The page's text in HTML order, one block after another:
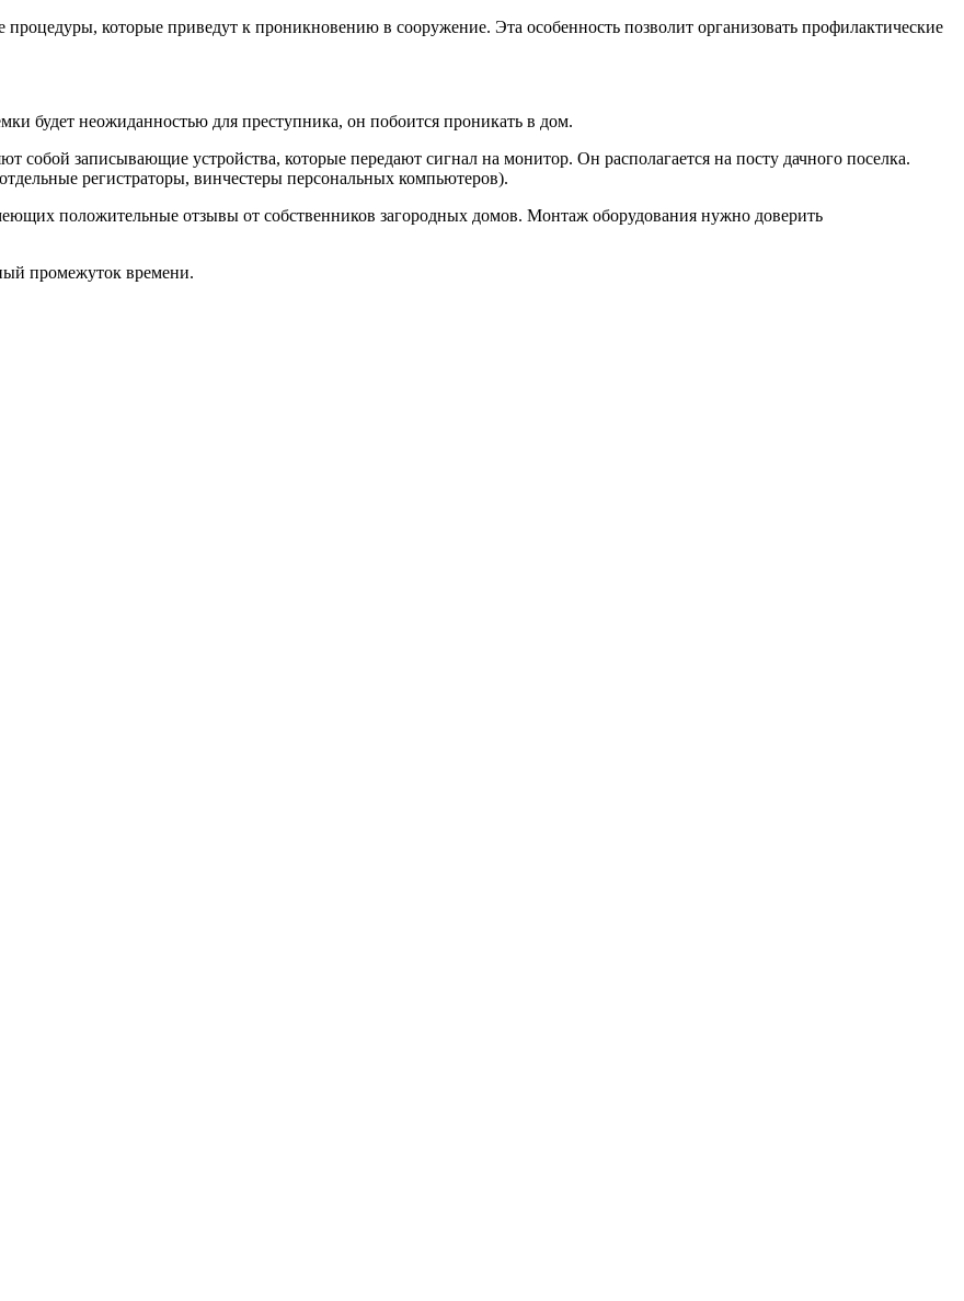
которые приведут к проникновению в сооружение. Эта особенность позволит организовать профилактические
будет неожиданностью для преступника, он побоится проникать в дом.
собой записывающие устройства, которые передают сигнал на монитор. Он располагается на посту дачного поселка.
регистраторы, винчестеры персональных компьютеров).
положительные отзывы от собственников загородных домов. Монтаж оборудования нужно доверить
промежуток времени.